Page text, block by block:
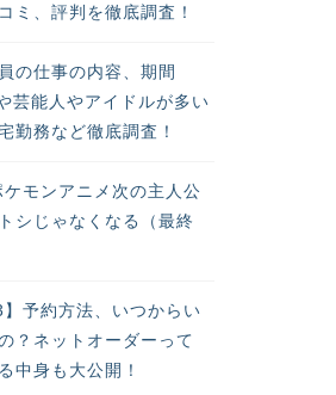
ミ、評判を徹底調査！
の仕事の内容、期間
芸能人やアイドルが多い
勤務など徹底調査！
ケモンアニメ次の主人公
シじゃなくなる（最終
】予約方法、いつからい
？ネットオーダーって
中身も大公開！